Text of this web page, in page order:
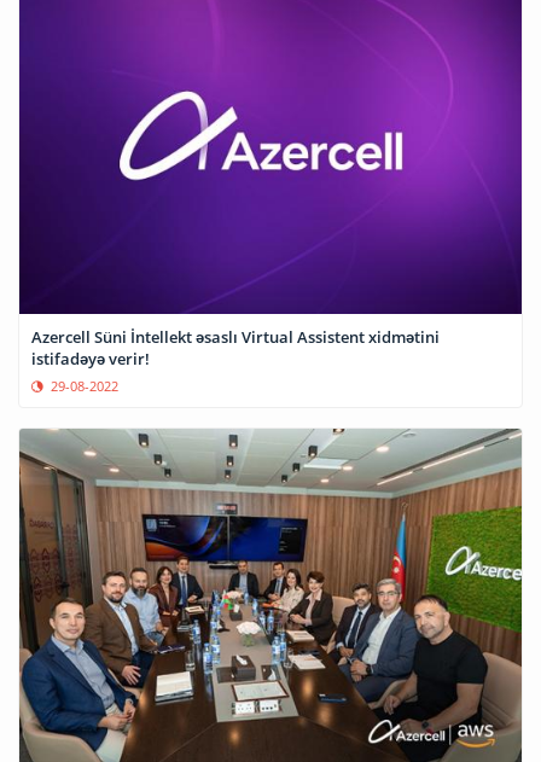
Azercell Süni İntellekt əsaslı Virtual Assistent xidmətini
istifadəyə verir!
29-08-2022